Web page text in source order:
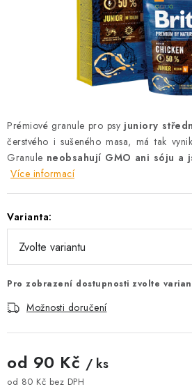
HODNOCENÍ OBCHODU
DOPRAVA PO OSTRAVĚ, HLUČÍNĚ
Kontakt Možnosti dopravy
Obchodní podmínky
Věrnostní slevy
Prémiové granule pro psy juniory
čerstvého i sušeného masa, má tak
Granule neobsahují GMO ani sóju a
Více informací
Varianta:
Pro zobrazení dostupnosti zvolte
Možnosti doručení
od 90 Kč / ks
od 80 Kč bez DPH